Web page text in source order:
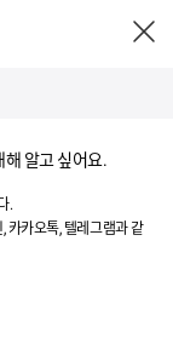
알고 싶어요.
.
카카오톡, 텔레그램과 같